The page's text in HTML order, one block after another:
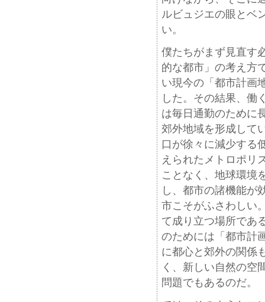
ルビュジエの眼とベ
い。
僕たちがまず見直す
的な都市」の考え方
い現今の「都市計画
した。その結果、働
は毎日通勤のために
郊外地域を形成して
口が徐々に減少する
えられたメトロポリ
ことなく、地球環境
し、都市の諸機能が
市こそがふさわしい
て成り立つ場所であ
のためには「都市計
に都心と郊外の関係
く、新しい自然の空
問題でもあるのだ。